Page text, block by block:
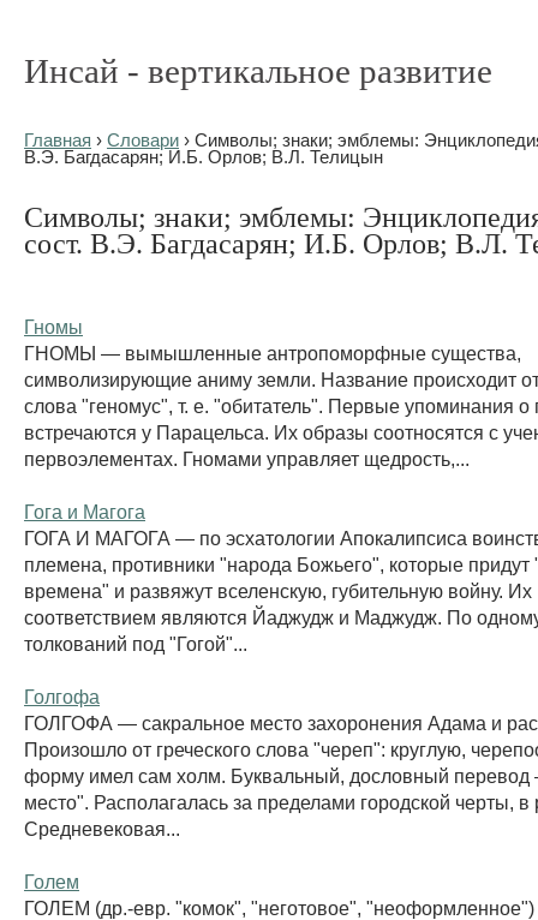
Инсай - вертикальное развитие
Главная › Словари › Символы; знаки; эмблемы:
В.Э. Багдасарян; И.Б. Орлов; В.Л. Телицын
Символы; знаки; эмблемы:
сост. В.Э. Багдасарян; И.Б. Орлов; В.Л.
Гномы
ГНОМЫ — вымышленные антропоморфные существа,
символизирующие аниму земли. Название происходит от
слова "геномус", т. е. "обитатель". Первые упоминания о
встречаются у Парацельса. Их образы соотносятся с
первоэлементах. Гномами управляет щедрость,...
Гога и Магога
ГОГА И МАГОГА — по эсхатологии Апокалипсиса
племена, противники "народа Божьего", которые придут
времена" и развяжут вселенскую, губительную войну.
соответствием являются Йаджудж и Маджудж. По
толкований под "Гогой"...
Голгофа
ГОЛГОФА — сакральное место захоронения Адама и
Произошло от греческого слова "череп": круглую,
форму имел сам холм. Буквальный, дословный
место". Располагалась за пределами городской черты, в
Средневековая...
Голем
ГОЛЕМ (др.-евр. "комок", "неготовое",